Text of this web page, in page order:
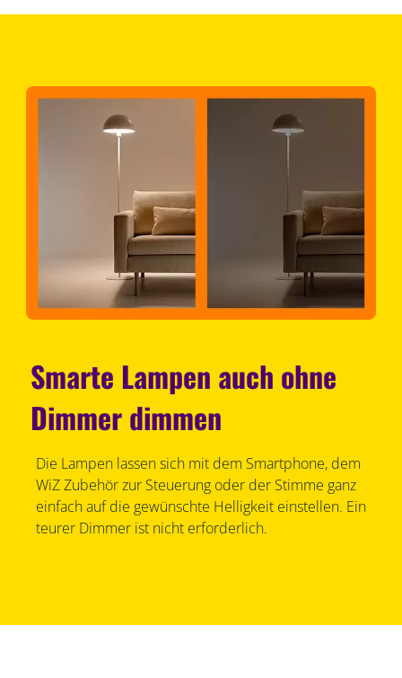
Smarte Lampen auch ohne
Dimmer dimmen
Die Lampen lassen sich mit dem Smartphone, dem
WiZ Zubehör zur Steuerung oder der Stimme ganz
einfach auf die gewünschte Helligkeit einstellen. Ein
teurer Dimmer ist nicht erforderlich.